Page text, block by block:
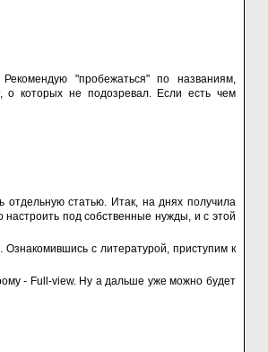
"пробежаться" по названиям,
о которых не подозревал. Если есть чем
отдельную статью. Итак, на днях получила
под собственные нужды, и с этой
. Ознакомившись с литературой, приступим к
- Full-view. Ну а дальше уже можно будет